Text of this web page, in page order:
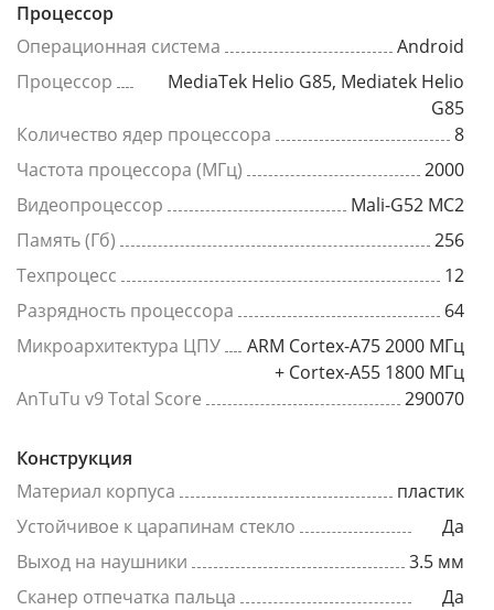
Процессор
Операционная система
Android
Процессор
MediaTek Helio G85, Mediatek Helio
G85
Количество ядер процессора
8
Частота процессора (МГц)
2000
Видеопроцессор
Mali-G52 MC2
Память (Гб)
256
Техпроцесс
12
Разрядность процессора
64
Микроархитектура ЦПУ
ARM Cortex-A75 2000 МГц
+ Cortex-A55 1800 МГц
AnTuTu v9 Total Score
290070
Конструкция
Материал корпуса
пластик
Устойчивое к царапинам стекло
Да
Выход на наушники
3.5 мм
Сканер отпечатка пальца
Да